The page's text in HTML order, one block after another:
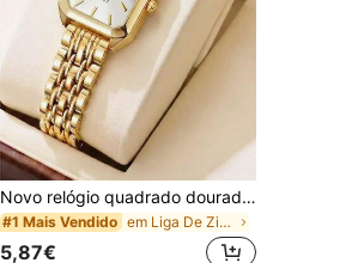
Novo relógio quadrado dourado de luxo para meninas, elegante relógio de pulso de quartzo com mostrador de algarismos romanos e pulseira de metal, perfeito para o escritório e uso diário.
#1 Mais Vendido em Liga De Zinco Conjuntos De Relógios Femininos
5,87€